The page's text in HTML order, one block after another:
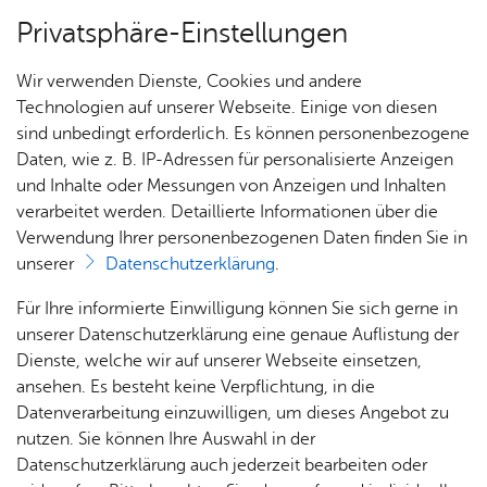
Über­sicht Bür­ger & Stadt
Rat­
haus &
Bür­
ger­
ser­vice
Rat­
häu­ser
Nach­
rich­
ten,
Vi­de­os
& Bil­
der
Me­di­
Jobs
Stel­
len­an­
ge­bo­te
Aus­bil­
dung &
Stu­di­
Bauen
& Um­
welt
Geo­
da­ten
Ge­
sund­
heit &
kum
Ge­sund­heit & So­zia­les
Vor­le­sen
Not­diens­te
Ärztlicher Bereitschaftsdienst
Tel.
116 117
(Anruf ist kostenlos)
www.kvbawue.de/buerger/notfallpraxen/
docdirekt: Online-Sprechstunde für alle gesetzlich
Versicherten
Privatsphäre-Einstellungen
Wir verwenden Dienste, Cookies und andere
Technologien auf unserer Webseite. Einige von diesen
sind unbedingt erforderlich. Es können personenbezogene
Daten, wie z. B. IP-Adressen für personalisierte Anzeigen
und Inhalte oder Messungen von Anzeigen und Inhalten
verarbeitet werden. Detaillierte Informationen über die
Verwendung Ihrer personenbezogenen Daten finden Sie in
unserer
Datenschutzerklärung.
Für Ihre informierte Einwilligung können Sie sich gerne in
unserer Datenschutzerklärung eine genaue Auflistung der
Dienste, welche wir auf unserer Webseite einsetzen,
ansehen. Es besteht keine Verpflichtung, in die
Datenverarbeitung einzuwilligen, um dieses Angebot zu
nutzen. Sie können Ihre Auswahl in der
Datenschutzerklärung auch jederzeit bearbeiten oder